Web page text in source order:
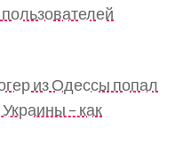
из Одессы попал
– как